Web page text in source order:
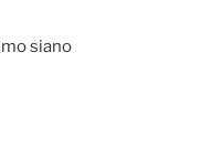
siano